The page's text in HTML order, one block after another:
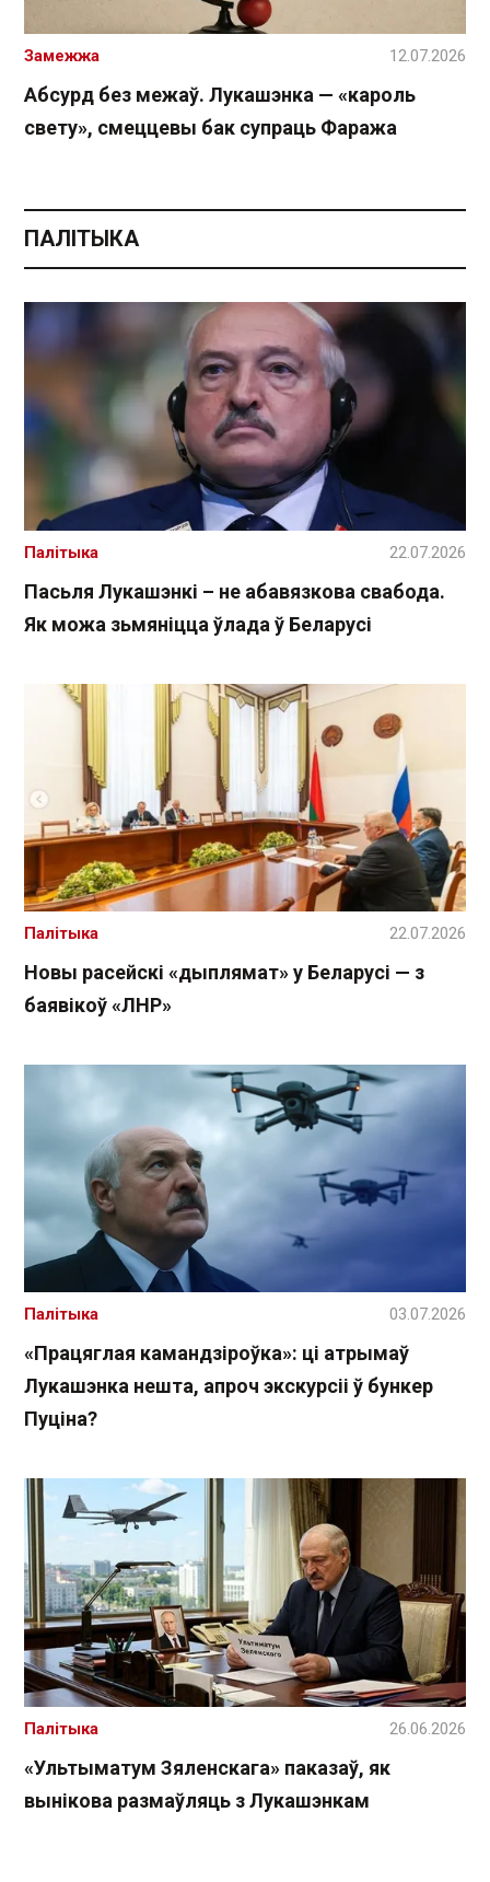
Абсурд без межаў. Лукашэнка — «кароль
свету», смеццевы бак супраць Фаража
Замежжа 12.07.2026
ПАЛІТЫКА
Пасьля Лукашэнкі – не абавязкова свабода.
Як можа зьмяніцца ўлада ў Беларусі
Палітыка 22.07.2026
Новы расейскі «дыплямат» у Беларусі — з
баявікоў «ЛНР»
Палітыка 22.07.2026
«Працяглая камандзіроўка»: ці атрымаў
Лукашэнка нешта, апроч экскурсіі ў бункер
Пуціна?
Палітыка 03.07.2026
«Ультыматум Зяленскага» паказаў, як
вынікова размаўляць з Лукашэнкам
Палітыка 26.06.2026